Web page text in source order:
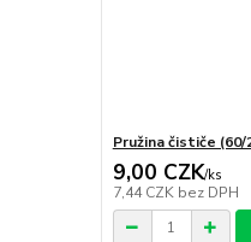
Pružina čističe
9,00 CZK/ks
7,44 CZK bez DPH